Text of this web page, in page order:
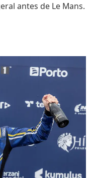
antes de Le Mans.